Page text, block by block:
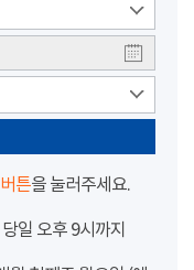
튼을 눌러주세요.
일 오후 9시까지